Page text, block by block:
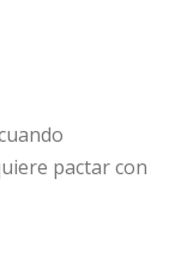
pactar con